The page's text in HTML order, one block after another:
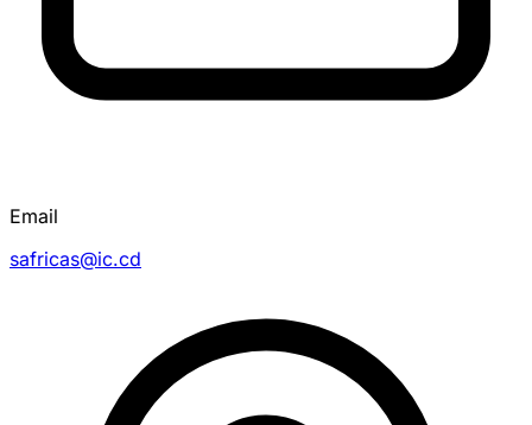
Email
safricas@ic.cd